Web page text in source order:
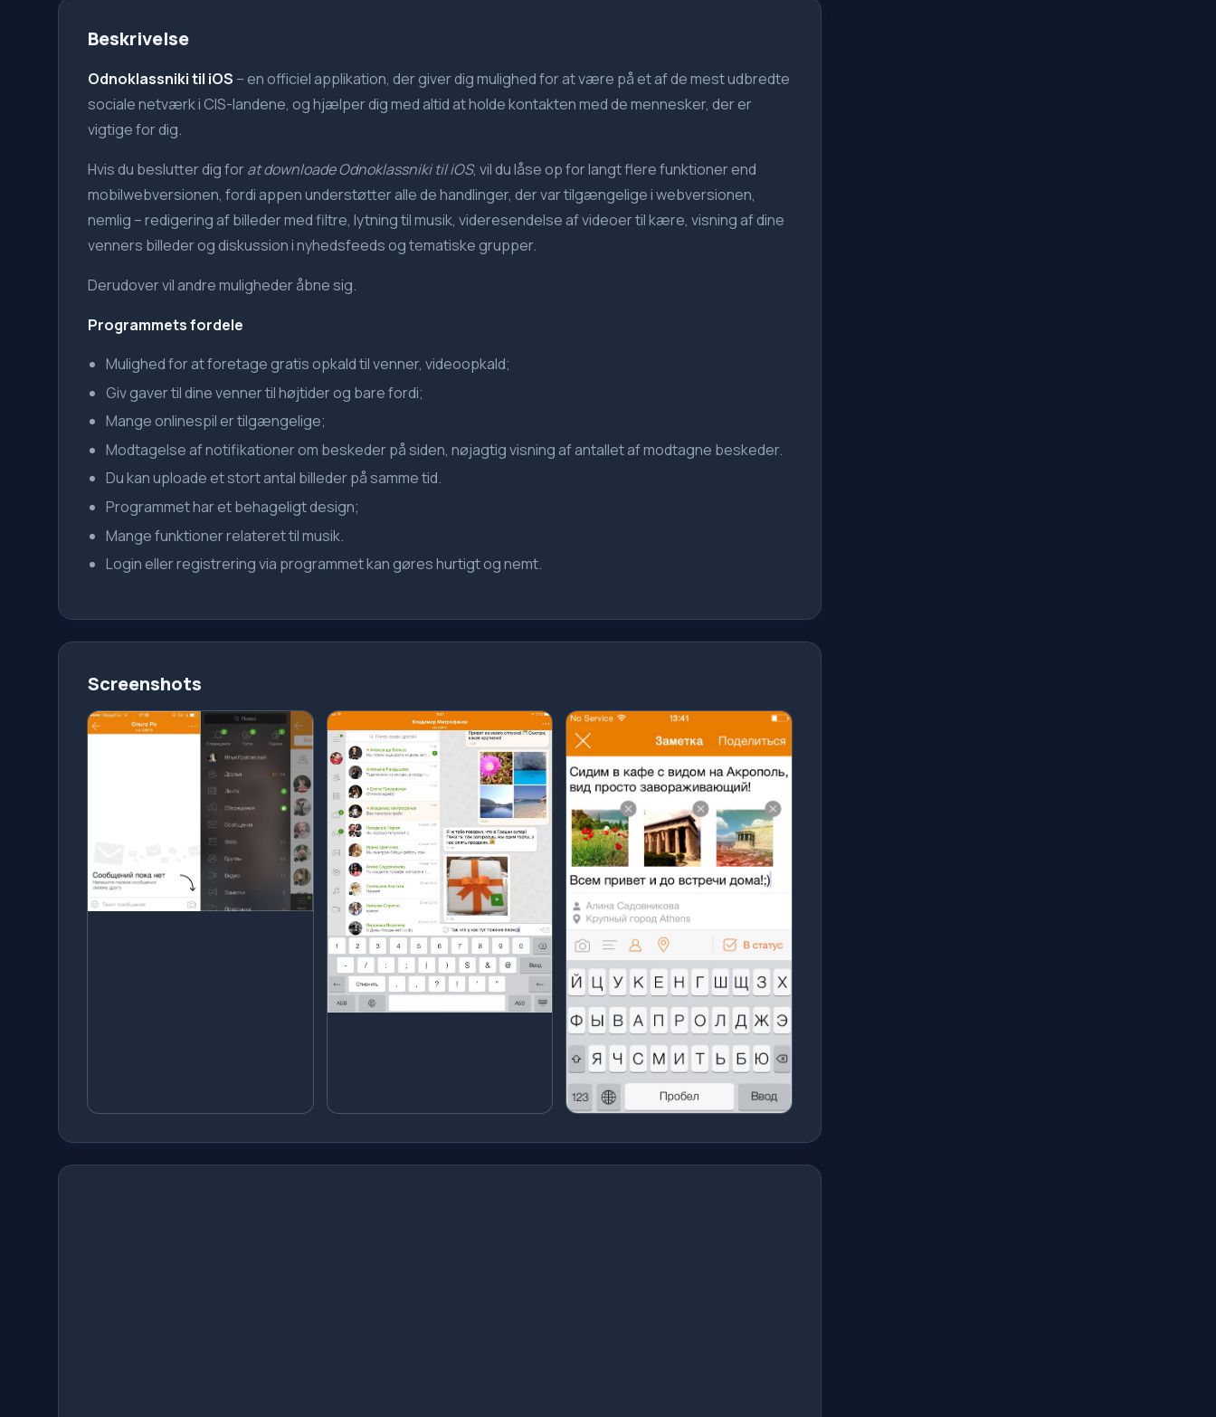
Beskrivelse
Odnoklassniki til iOS – en officiel applikation, der giver dig mulighed for at være på et af de mest udbredte
sociale netværk i CIS-landene, og hjælper dig med altid at holde kontakten med de mennesker, der er
vigtige for dig.
Hvis du beslutter dig forat downloade Odnoklassniki til iOS, vil du låse op for langt flere funktioner end
mobilwebversionen, fordi appen understøtter alle de handlinger, der var tilgængelige i webversionen,
nemlig – redigering af billeder med filtre, lytning til musik, videresendelse af videoer til kære, visning af dine
venners billeder og diskussion i nyhedsfeeds og tematiske grupper.
Derudover vil andre muligheder åbne sig.
Programmets fordele
Mulighed for at foretage gratis opkald til venner, videoopkald;
Giv gaver til dine venner til højtider og bare fordi;
Mange onlinespil er tilgængelige;
Modtagelse af notifikationer om beskeder på siden, nøjagtig visning af antallet af modtagne beskeder.
Du kan uploade et stort antal billeder på samme tid.
Programmet har et behageligt design;
Mange funktioner relateret til musik.
Login eller registrering via programmet kan gøres hurtigt og nemt.
Screenshots